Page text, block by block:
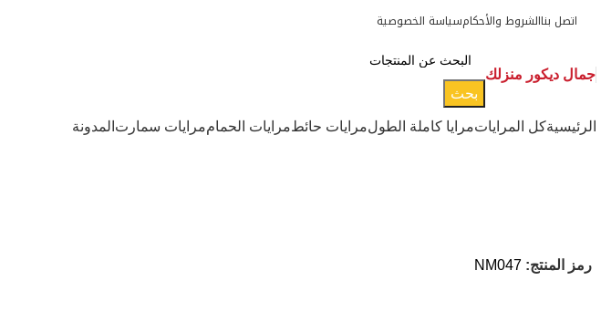
اتصل بناالشروط والأحكامسياسة الخصوصية
جمال ديكور منزلك
بحث
الرئيسيةكل المراياتمرايا كاملة الطولمرايات حائطمرايات الحماممرايات سمارت المدونة
رمز المنتج:NM047